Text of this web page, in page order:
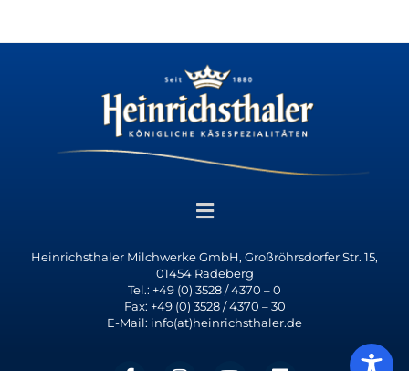
Heinrichsthaler Milchwerke GmbH, Großröhrsdorfer Str. 15,
01454 Radeberg
Tel.: +49 (0) 3528 / 4370 – 0
Fax: +49 (0) 3528 / 4370 – 30
E-Mail: info(at)heinrichsthaler.de